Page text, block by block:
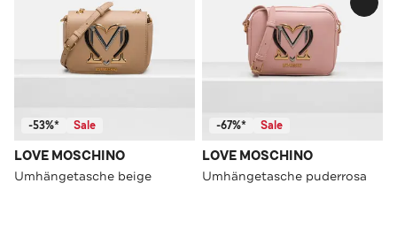
-53%* Sale
LOVE MOSCHINO
Umhängetasche beige
-67%* Sale
LOVE MOSCHINO
Umhängetasche puderrosa